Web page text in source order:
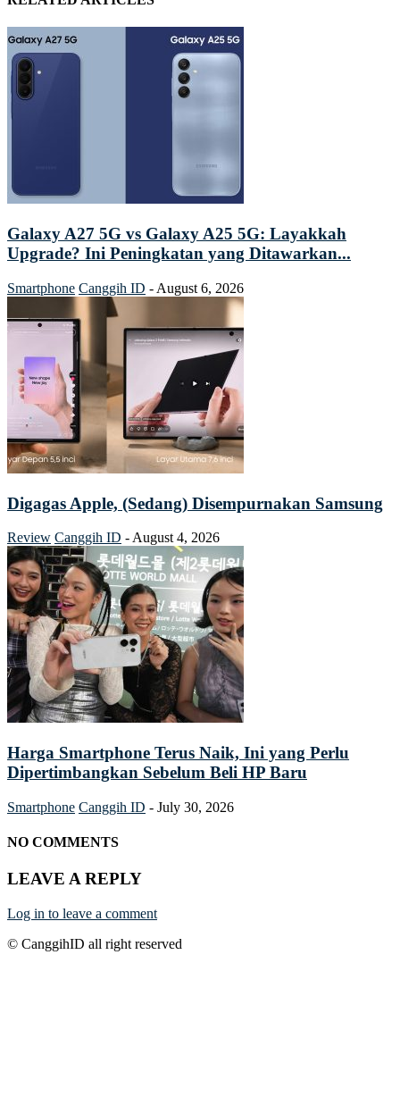
Galaxy A27 5G vs Galaxy A25 5G: Layakkah
Upgrade? Ini Peningkatan yang Ditawarkan...
Smartphone Canggih ID - August 6, 2026
Digagas Apple, (Sedang) Disempurnakan Samsung
Review Canggih ID - August 4, 2026
Harga Smartphone Terus Naik, Ini yang Perlu
Dipertimbangkan Sebelum Beli HP Baru
Smartphone Canggih ID - July 30, 2026
NO COMMENTS
LEAVE A REPLY
Log in to leave a comment
© CanggihID all right reserved